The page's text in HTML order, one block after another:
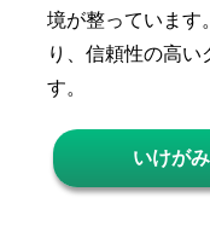
境が整っています
り、信頼性の高い
す。
いけが